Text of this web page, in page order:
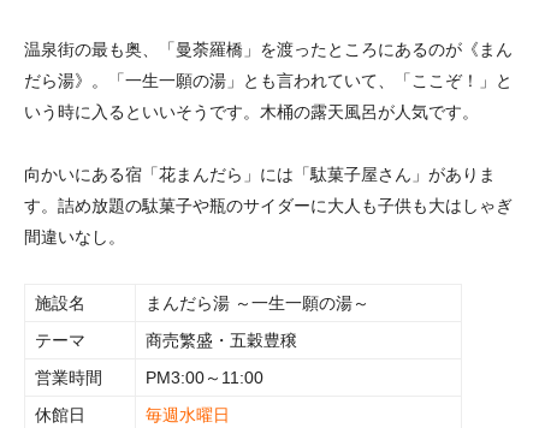
温泉街の最も奥、「曼荼羅橋」を渡ったところにあるのが《まん
だら湯》。「一生一願の湯」とも言われていて、「ここぞ！」と
いう時に入るといいそうです。木桶の露天風呂が人気です。
向かいにある宿「花まんだら」には「駄菓子屋さん」がありま
す。詰め放題の駄菓子や瓶のサイダーに大人も子供も大はしゃぎ
間違いなし。
施設名
まんだら湯 ～一生一願の湯～
テーマ
商売繁盛・五穀豊穣
営業時間
PM3:00～11:00
休館日
毎週水曜日